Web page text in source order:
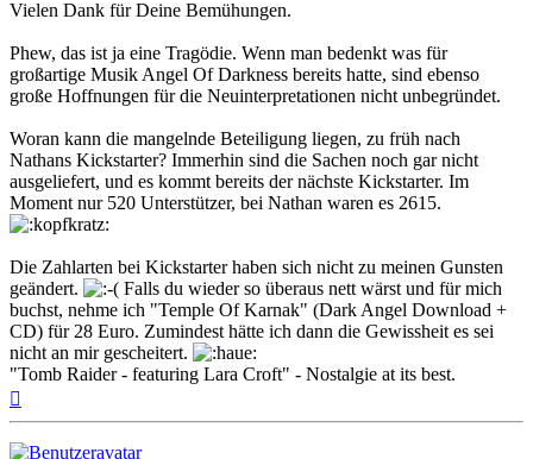
Vielen Dank für Deine Bemühungen.
Phew, das ist ja eine Tragödie. Wenn man bedenkt was für
großartige Musik Angel Of Darkness bereits hatte, sind ebenso
große Hoffnungen für die Neuinterpretationen nicht unbegründet.
Woran kann die mangelnde Beteiligung liegen, zu früh nach
Nathans Kickstarter? Immerhin sind die Sachen noch gar nicht
ausgeliefert, und es kommt bereits der nächste Kickstarter. Im
Moment nur 520 Unterstützer, bei Nathan waren es 2615.
Die Zahlarten bei Kickstarter haben sich nicht zu meinen Gunsten
geändert.
Falls du wieder so überaus nett wärst und für mich
buchst, nehme ich "Temple Of Karnak" (Dark Angel Download +
CD) für 28 Euro. Zumindest hätte ich dann die Gewissheit es sei
nicht an mir gescheitert.
"Tomb Raider - featuring Lara Croft" - Nostalgie at its best.